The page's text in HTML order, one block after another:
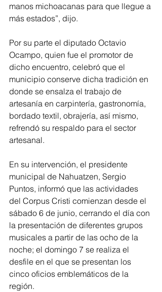
manos michoacanas para que llegue a
más estados”, dijo.
Por su parte el diputado Octavio
Ocampo, quien fue el promotor de
dicho encuentro, celebró que el
municipio conserve dicha tradición en
donde se ensalza el trabajo de
artesanía en carpintería, gastronomía,
bordado textil, obrajería, así mismo,
refrendó su respaldo para el sector
artesanal.
En su intervención, el presidente
municipal de Nahuatzen, Sergio
Puntos, informó que las actividades
del Corpus Cristi comienzan desde el
sábado 6 de junio, cerrando el día con
la presentación de diferentes grupos
musicales a partir de las ocho de la
noche; el domingo 7 se realiza el
desfile en el que se presentan los
cinco oficios emblemáticos de la
región.